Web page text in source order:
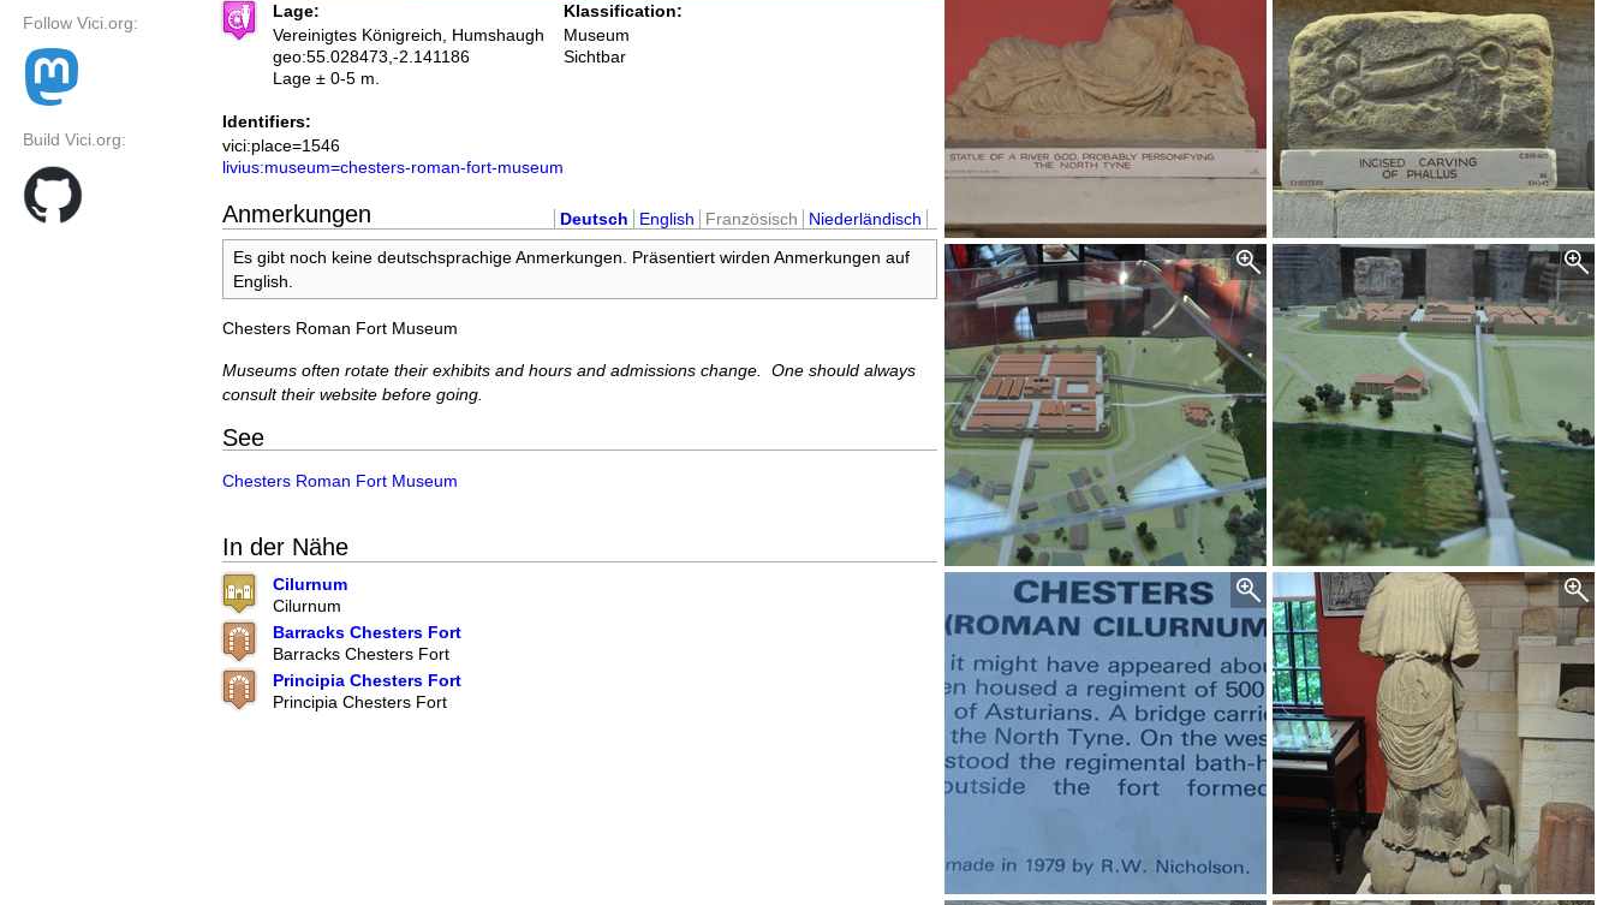
Follow Vici.org:
Build Vici.org:
Lage:
Vereinigtes Königreich, Humshaugh
geo:55.028473,-2.141186
Lage ± 0-5 m.
Klassification:
Museum
Sichtbar
Identifiers:
vici:place=1546
livius:museum=chesters-roman-fort-museum
Anmerkungen Deutsch English Französisch
Niederländisch
Es gibt noch keine deutschsprachige Anmerkungen. Präsentiert wirden Anmerkungen auf
English.
Chesters Roman Fort Museum
Museums often rotate their exhibits and hours and admissions change. One should always
consult their website before going.
See
Chesters Roman Fort Museum
In der Nähe
Cilurnum
Cilurnum
Barracks Chesters Fort
Barracks Chesters Fort
Principia Chesters Fort
Principia Chesters Fort